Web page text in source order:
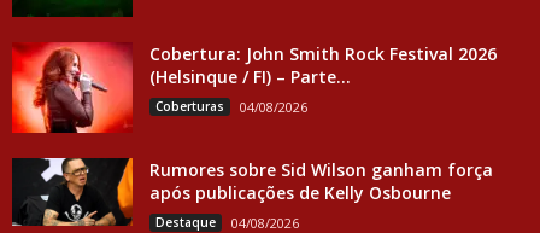
Cobertura: John Smith Rock Festival 2026
(Helsinque / FI) – Parte...
Coberturas 04/08/2026
Rumores sobre Sid Wilson ganham força
após publicações de Kelly Osbourne
Destaque 04/08/2026